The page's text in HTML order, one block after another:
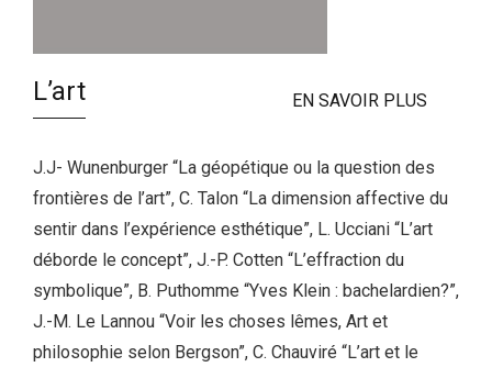
L’art EN SAVOIR PLUS
J.J- Wunenburger “La géopétique ou la question des
frontières de l’art”, C. Talon “La dimension affective du
sentir dans l’expérience esthétique”, L. Ucciani “L’art
déborde le concept”, J.-P. Cotten “L’effraction du
symbolique”, B. Puthomme “Yves Klein : bachelardien?”,
J.-M. Le Lannou “Voir les choses lêmes, Art et
philosophie selon Bergson”, C. Chauviré “L’art et le